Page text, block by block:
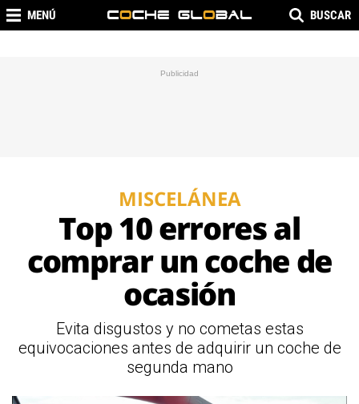
MENÚ BUSCAR
MISCELÁNEA
Top 10 errores al
comprar un coche de
ocasión
Evita disgustos y no cometas estas
equivocaciones antes de adquirir un coche de
segunda mano